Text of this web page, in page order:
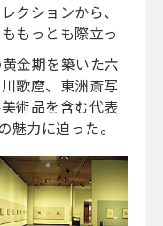
クションから、
もっとも際立っ
金期を築いた六
歌麿、東洲斎写
術品を含む代表
魅力に迫った。